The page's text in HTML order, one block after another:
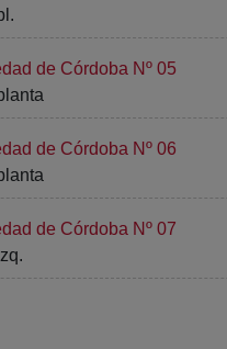
de Córdoba Nº 05
de Córdoba Nº 06
de Córdoba Nº 07